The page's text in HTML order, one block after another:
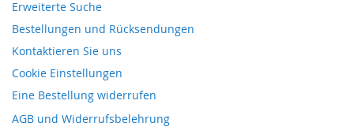
Erweiterte Suche
Bestellungen und Rücksendungen
Kontaktieren Sie uns
Cookie Einstellungen
Eine Bestellung widerrufen
AGB und Widerrufsbelehrung